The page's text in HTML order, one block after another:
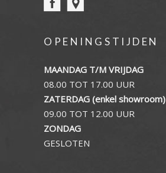
OPENINGSTIJDEN
MAANDAG T/M VRIJDAG
08.00 TOT 17.00 UUR
ZATERDAG (enkel showroom)
09.00 TOT 12.00 UUR
ZONDAG
GESLOTEN